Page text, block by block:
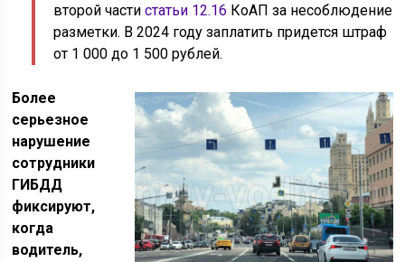
второй частистатьи 12.16 КоАП за несоблюдение
разметки. В 2024 году заплатить придется штраф
от 1 000 до 1 500 рублей.
Более
серьезное
нарушение
сотрудники
ГИБДД
фиксируют,
когда
водитель,